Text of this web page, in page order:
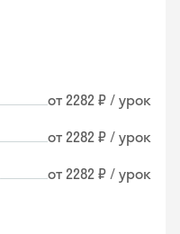
от 2282 ₽ / урок
от 2282 ₽ / урок
от 2282 ₽ / урок